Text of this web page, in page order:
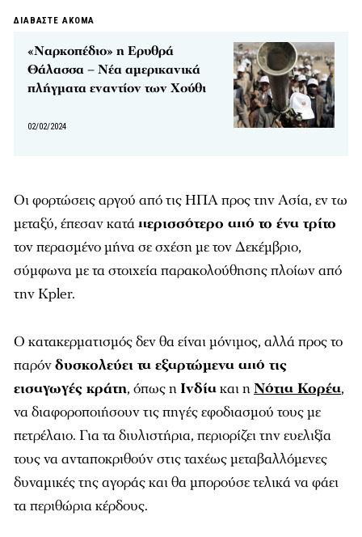
ΔΙΑΒΑΣΤΕ ΑΚΟΜΑ
«Ναρκοπέδιο» η Ερυθρά
Θάλασσα – Νέα αμερικανικά
πλήγματα εναντίον των Χούθι
02/02/2024
Οι φορτώσεις αργού από τις ΗΠΑ προς την Ασία, εν τω
μεταξύ, έπεσαν κατάπερισσότερο από το ένα τρίτο
τον περασμένο μήνα σε σχέση με τον Δεκέμβριο,
σύμφωνα με τα στοιχεία παρακολούθησης πλοίων από
την Kpler.
Ο κατακερματισμός δεν θα είναι μόνιμος, αλλά προς το
παρόνδυσκολεύει τα εξαρτώμενα από τις
εισαγωγές κράτη, όπως η Ινδίακαι ηΝότια Κορέα,
να διαφοροποιήσουν τις πηγές εφοδιασμού τους με
πετρέλαιο. Για τα διυλιστήρια, περιορίζει την ευελιξία
τους να ανταποκριθούν στις ταχέως μεταβαλλόμενες
δυναμικές της αγοράς και θα μπορούσε τελικά να φάει
τα περιθώρια κέρδους.